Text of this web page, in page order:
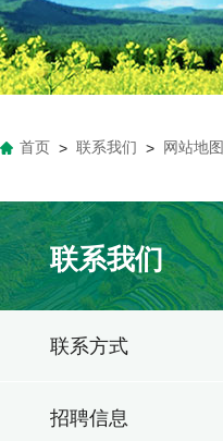
首页 > 联系我们 > 网站地图
联系我们
联系方式
招聘信息